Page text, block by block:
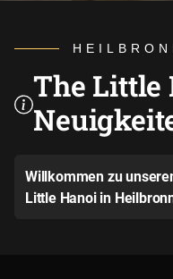
The Little
Willkommen zu
Little Hanoi in